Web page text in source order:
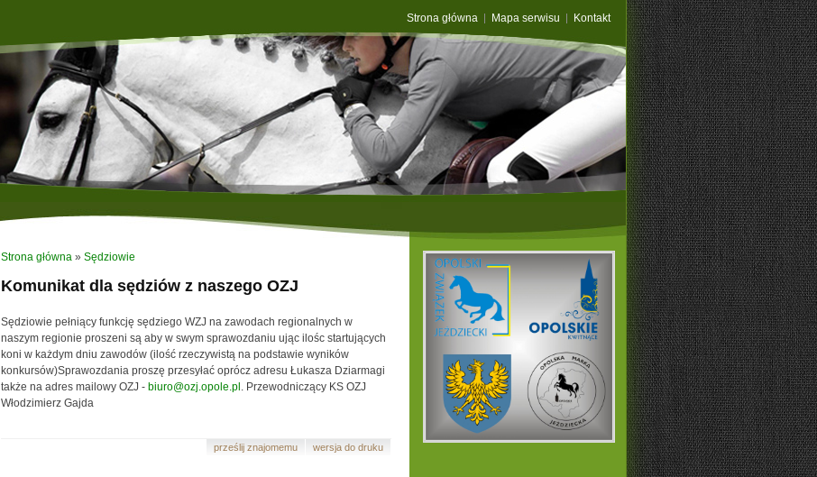
Strona główna Mapa serwisu Kontakt
Strona główna » Sędziowie
Komunikat dla sędziów z naszego OZJ
Sędziowie pełniący funkcję sędziego WZJ na zawodach regionalnych w
naszym regionie proszeni są aby w swym sprawozdaniu ując ilośc startujących
koni w każdym dniu zawodów (ilość rzeczywistą na podstawie wyników
konkursów)Sprawozdania proszę przesyłać oprócz adresu Łukasza Dziarmagi
także na adres mailowy OZJ - biuro@ozj.opole.pl . Przewodniczący KS OZJ
Włodzimierz Gajda
wersja do druku
prześlij znajomemu